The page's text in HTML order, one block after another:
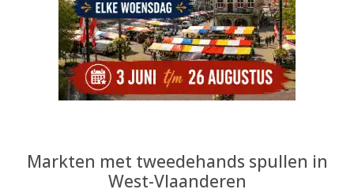
Markten met tweedehands spullen in
West-Vlaanderen